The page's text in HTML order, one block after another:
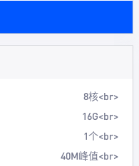
8核<br>
16G<br>
1个<br>
40M峰值<br>